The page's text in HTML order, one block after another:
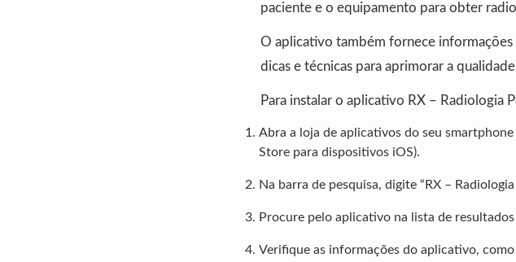
paciente e o equipamento para obter
O aplicativo também fornece informações
dicas e técnicas para aprimorar a
Para instalar o aplicativo RX – Radiologia
Abra a loja de aplicativos do seu
Store para dispositivos iOS).
Na barra de pesquisa, digite “RX –
Procure pelo aplicativo na lista de
Verifique as informações do aplicativo,